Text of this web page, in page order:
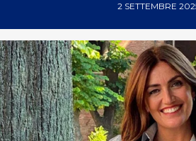
2 SETTEMBRE